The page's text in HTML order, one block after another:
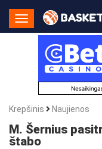
Toggle
Navigation
Krepšinis Naujienos
M. Šernius
štabo